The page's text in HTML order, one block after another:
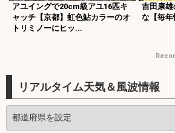
アユイングで20cm級アユ16匹キ
ャッチ【京都】虹色鮎カラーのオ
トリミノーにヒッ...
吉田康
な【毎年
リアルタイム天気＆風波情報